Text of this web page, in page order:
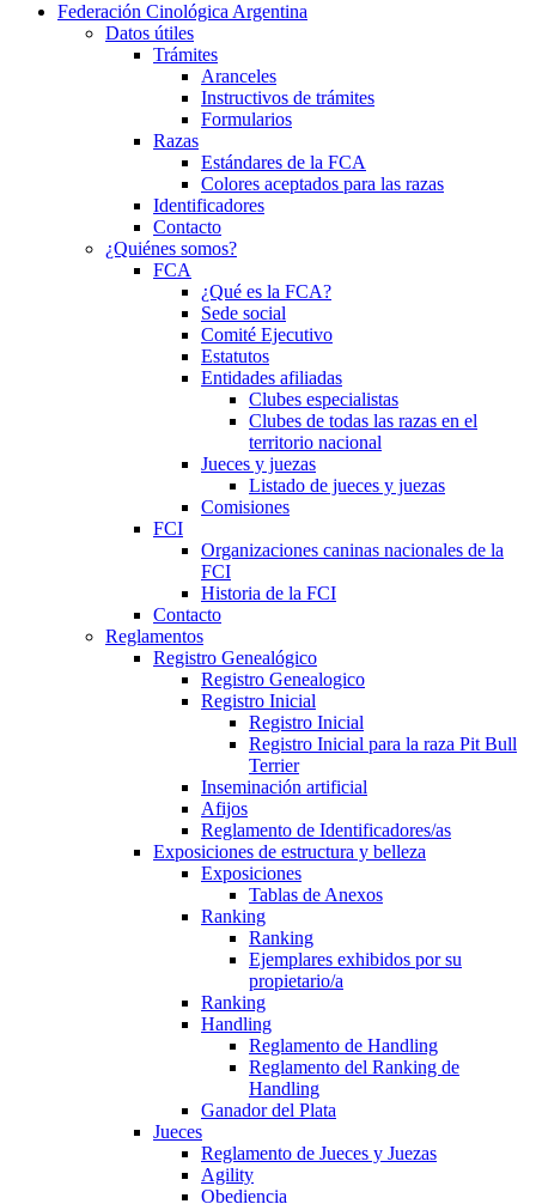
Federación Cinológica Argentina
Datos útiles
Trámites
Aranceles
Instructivos de trámites
Formularios
Razas
Estándares de la FCA
Colores aceptados para las razas
Identificadores
Contacto
¿Quiénes somos?
FCA
¿Qué es la FCA?
Sede social
Comité Ejecutivo
Estatutos
Entidades afiliadas
Clubes especialistas
Clubes de todas las razas en el
territorio nacional
Jueces y juezas
Listado de jueces y juezas
Comisiones
FCI
Organizaciones caninas nacionales de la
FCI
Historia de la FCI
Contacto
Reglamentos
Registro Genealógico
Registro Genealogico
Registro Inicial
Registro Inicial
Registro Inicial para la raza Pit Bull
Terrier
Inseminación artificial
Afijos
Reglamento de Identificadores/as
Exposiciones de estructura y belleza
Exposiciones
Tablas de Anexos
Ranking
Ranking
Ejemplares exhibidos por su
propietario/a
Ranking
Handling
Reglamento de Handling
Reglamento del Ranking de
Handling
Ganador del Plata
Jueces
Reglamento de Jueces y Juezas
Agility
Obediencia